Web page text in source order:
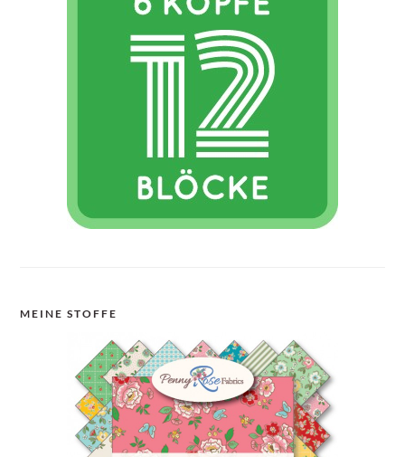
MEINE STOFFE